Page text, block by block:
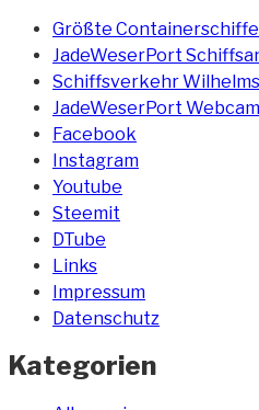
Größte
JadeWeserPort
Schiffsverkehr
JadeWeserPort
Facebook
Instagram
Youtube
Steemit
DTube
Links
Impressum
Datenschutz
Kategorien